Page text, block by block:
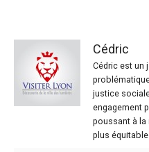
Cédric
Cédric est un
justice
engagement
poussant à la
plus équitable.